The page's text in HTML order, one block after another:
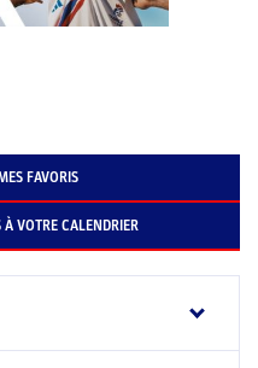
FAVORIS
VOTRE CALENDRIER